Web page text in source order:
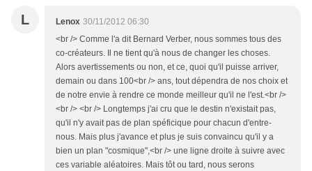
L Lenox 30/11/2012 06:30
<br /> Comme l'a dit Bernard Verber, nous sommes tous des
co-créateurs. Il ne tient qu'à nous de changer les choses.
Alors avertissements ou non, et ce, quoi qu'il puisse arriver,
demain ou dans 100<br /> ans, tout dépendra de nos choix et
de notre envie à rendre ce monde meilleur qu'il ne l'est.<br />
<br /> <br /> Longtemps j'ai cru que le destin n'existait pas,
qu'il n'y avait pas de plan spéficique pour chacun d'entre-
nous. Mais plus j'avance et plus je suis convaincu qu'il y a
bien un plan "cosmique",<br /> une ligne droite à suivre avec
ces variable aléatoires. Mais tôt ou tard, nous serons